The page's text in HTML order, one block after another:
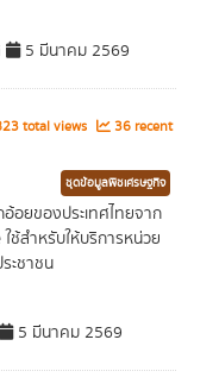
5 มีนาคม 2569
total views
36 recent
ชุดข้อมูลพืชเศรษฐกิจ
อยของประเทศไทยจาก
ช้สำหรับให้บริการหน่วย
ะชาชน
5 มีนาคม 2569